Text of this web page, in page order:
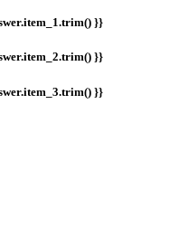
}}
}}
}}